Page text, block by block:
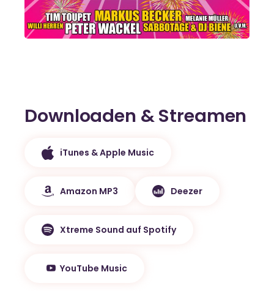
Downloaden & Streamen
iTunes & Apple Music
Amazon MP3 Deezer
Xtreme Sound auf Spotify
YouTube Music